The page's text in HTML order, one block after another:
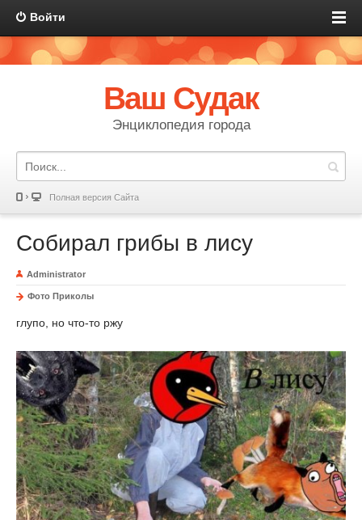
Войти
Ваш Судак
Энциклопедия города
Полная версия Сайта
Собирал грибы в лису
Administrator
Фото Приколы
глупо, но что-то ржу